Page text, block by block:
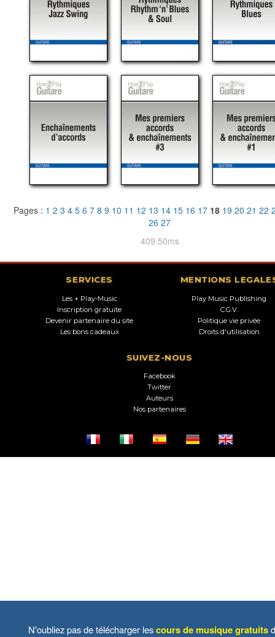
Pages : 1 2 3 4 5 6 7 8 9 10 11 12 13 14 15 16 17 18 19 20 21 22
26 27
409.50ms
SERVICES
Les + Play-Music
Inscription gratuite
Devenir partenaire du site
Les bons cadeaux
MENTIONS
Play Music Publishing
C.G.V.
Politique vie privée
Droits d'utilisation
SUIVEZ-NOUS
Facebook
Twitter
Auteurs
Nos partenaires
N'oubliez pas de télécharger lescours de musique gratuits